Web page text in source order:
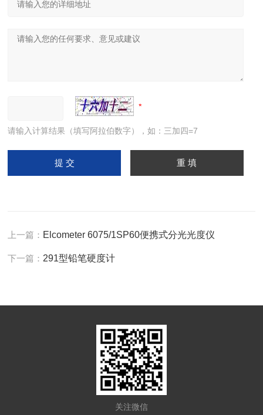
请输入计算结果（填写阿拉伯数字），如：三加四=7
上一篇： Elcometer 6075/1SP60便携式分光光度仪
下一篇： 291型铅笔硬度计
关注微信